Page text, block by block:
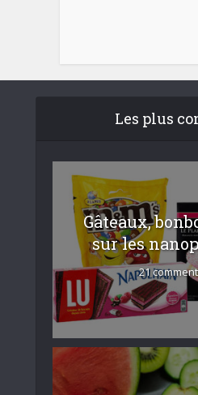
Les plus
Gâteaux,
sur les
21